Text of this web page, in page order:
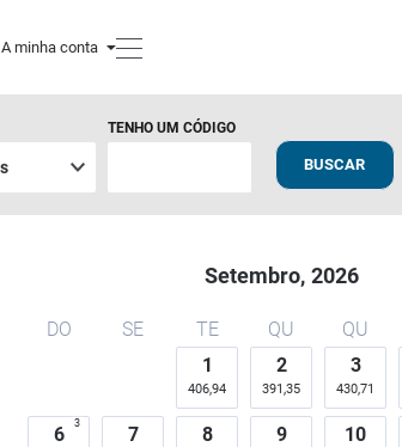
A minha conta
TENHO UM CÓDIGO
BUSCAR
Setembro, 2026
DO SE TE QU QU
1
406,94
2
391,35
3
430,71
6 3 7 8 9 10